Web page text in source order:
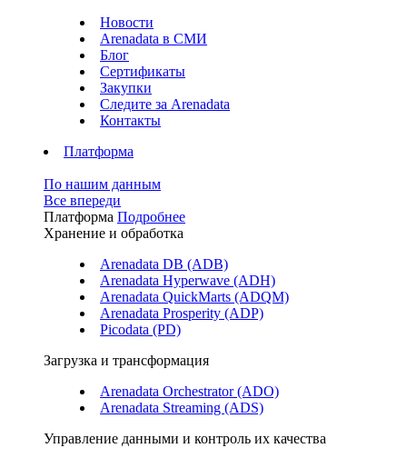
Новости
Arenadata в СМИ
Блог
Сертификаты
Закупки
Следите за Аrenadata
Контакты
Платформа
По нашим данным
Все впереди
Платформа Подробнее
Хранение и обработка
Arenadata DB (ADB)
Arenadata Hyperwave (ADH)
Arenadata QuickMarts (ADQM)
Arenadata Prosperity (ADP)
Picodata (PD)
Загрузка и трансформация
Arenadata Orchestrator (ADO)
Arenadata Streaming (ADS)
Управление данными и контроль их качества